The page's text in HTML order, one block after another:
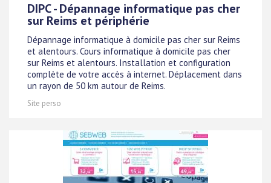
DIPC - Dépannage informatique pas cher
sur Reims et périphérie
Dépannage informatique à domicile pas cher sur Reims
et alentours. Cours informatique à domicile pas cher
sur Reims et alentours. Installation et configuration
complète de votre accès à internet. Déplacement dans
un rayon de 50 km autour de Reims.
Site perso